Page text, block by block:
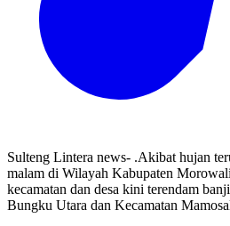
Sulteng Lintera news- .Akibat hujan
malam di Wilayah Kabupaten
kecamatan dan desa kini terendam
Bungku Utara dan Kecamatan